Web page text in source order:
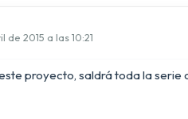
de 2015 a las 10:21
proyecto, saldrá toda la serie